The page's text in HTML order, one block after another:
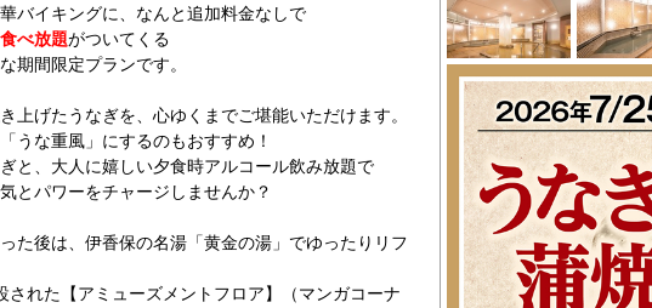
バイキングに、なんと追加料金なしで
べ放題がついてくる
期間限定プランです。
上げたうなぎを、心ゆくまでご堪能いただけます。
うな重風」にするのもおすすめ！
と、大人に嬉しい夕食時アルコール飲み放題で
とパワーをチャージしませんか？
た後は、伊香保の名湯「黄金の湯」でゆったりリフ
された【アミューズメントフロア】（マンガコーナ